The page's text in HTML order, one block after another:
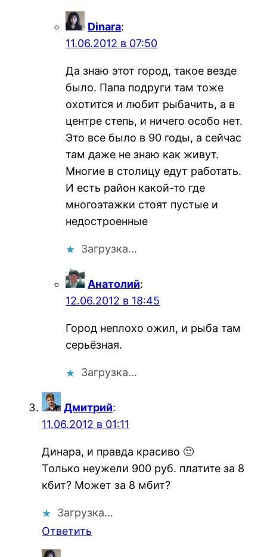
Dinara:
11.06.2012 в 07:50
Да знаю этот город, такое везде
было. Папа подруги там тоже
охотится и любит рыбачить, а в
центре степь, и ничего особо нет.
Это все было в 90 годы, а сейчас
там даже не знаю как живут.
Многие в столицу едут работать.
И есть район какой-то где
многоэтажки стоят пустые и
недостроенные
Загрузка…
Анатолий:
12.06.2012 в 18:45
Город неплохо ожил, и рыба там
серьёзная.
Загрузка…
Дмитрий:
11.06.2012 в 01:11
Динара, и правда красиво 🙂
Только неужели 900 руб. платите за 8
кбит? Может за 8 мбит?
Загрузка…
Ответить